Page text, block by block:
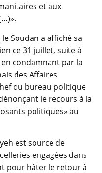
et aux
Soudan a affiché sa
ce 31 juillet, suite à
en condamnant par la
des Affaires
du bureau politique
le recours à la
politiques» au
est source de
engagées dans
pour hâter le retour à